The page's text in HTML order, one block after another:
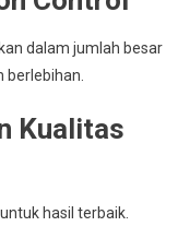
dalam jumlah besar
Kualitas
hasil terbaik.